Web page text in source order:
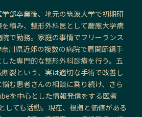
学部卒業後、地元の筑波大学で初期研
積み、整形外科医として慶應大学病
で勤務。家庭の事情でフリーランス
奈川県近郊の複数の病院で肩関節鏡手
た専門的な整形外科診療を行う。五
裂という、実は適切な手術で改善し
悩む患者さんの相談に乗り続け、さら
を中心とした情報発信をする医者
しても活動。現在、根拠と価値がある